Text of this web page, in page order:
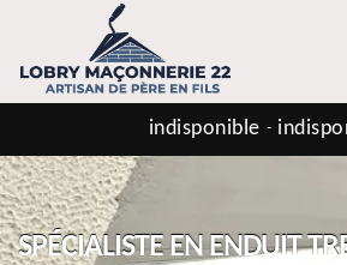
indisponible -
SPÉCIALISTE EN ENDUIT